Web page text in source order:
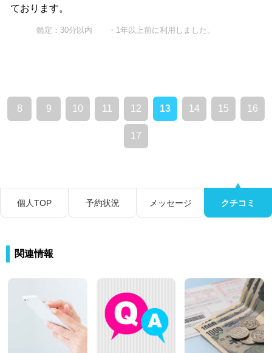
ております。
鑑定：30分以内 ・1年以上前に利用しました。
8 9 10 11 12 13 14 15 16
17
個人TOP 予約状況 メッセージ クチコミ
関連情報